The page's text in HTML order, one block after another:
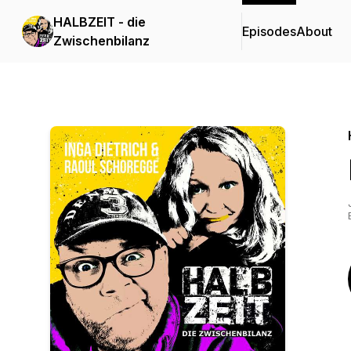
HALBZEIT - die
Zwischenbilanz
EpisodesAbout